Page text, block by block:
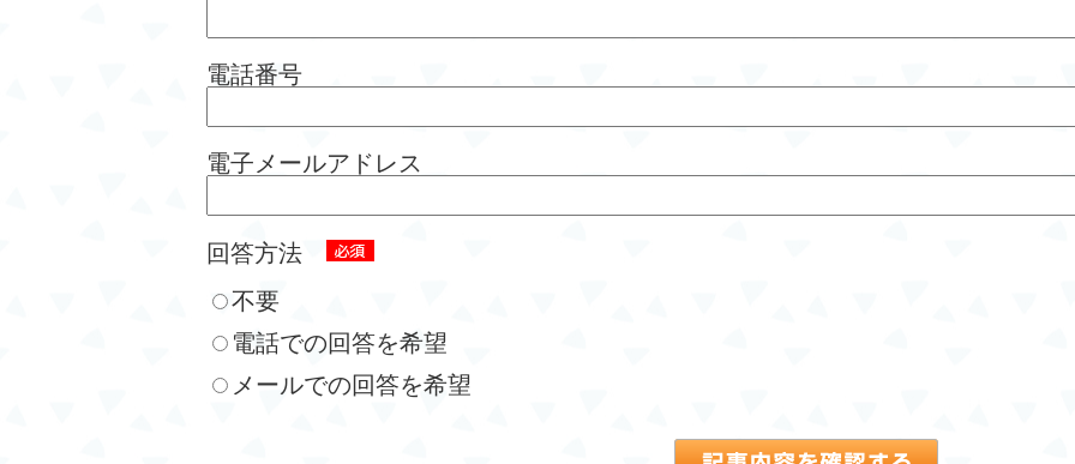
電話番号
電子メールアドレス
回答方法
不要
電話での回答を希望
メールでの回答を希望